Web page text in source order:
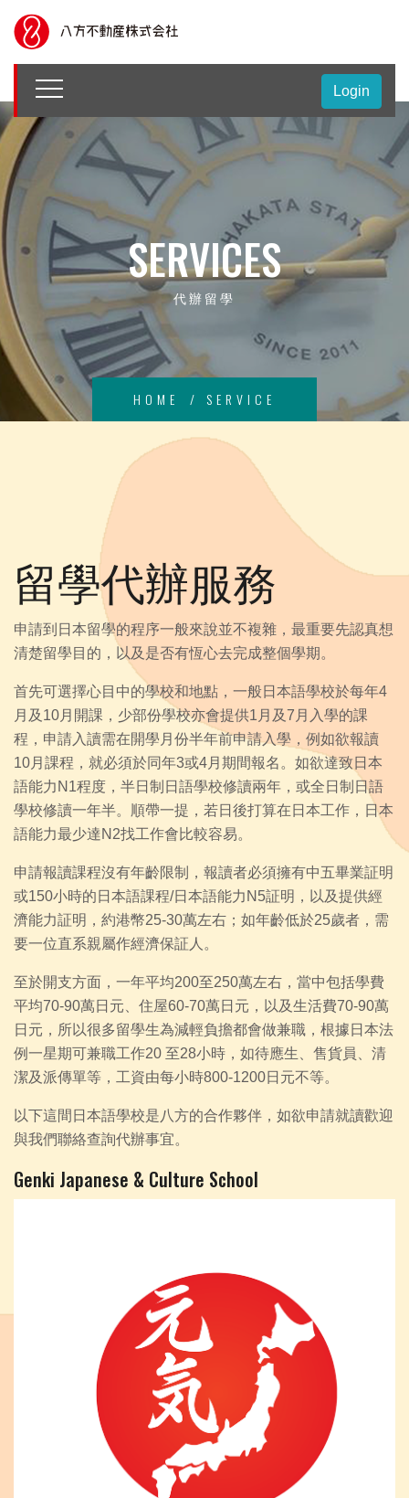
Login
SERVICES
代辦留學
HOME SERVICE
留學代辦服務
申請到日本留學的程序一般來說並不複雜，最重要先認真想
清楚留學目的，以及是否有恆心去完成整個學期。
首先可選擇心目中的學校和地點，一般日本語學校於每年4
月及10月開課，少部份學校亦會提供1月及7月入學的課
程，申請入讀需在開學月份半年前申請入學，例如欲報讀
10月課程，就必須於同年3或4月期間報名。如欲達致日本
語能力N1程度，半日制日語學校修讀兩年，或全日制日語
學校修讀一年半。順帶一提，若日後打算在日本工作，日本
語能力最少達N2找工作會比較容易。
申請報讀課程沒有年齡限制，報讀者必須擁有中五畢業証明
或150小時的日本語課程/日本語能力N5証明，以及提供經
濟能力証明，約港幣25-30萬左右；如年齡低於25歲者，需
要一位直系親屬作經濟保証人。
至於開支方面，一年平均200至250萬左右，當中包括學費
平均70-90萬日元、住屋60-70萬日元，以及生活費70-90萬
日元，所以很多留學生為減輕負擔都會做兼職，根據日本法
例一星期可兼職工作20 至28小時，如待應生、售貨員、清
潔及派傳單等，工資由每小時800-1200日元不等。
以下這間日本語學校是八方的合作夥伴，如欲申請就讀歡迎
與我們聯絡查詢代辦事宜。
Genki Japanese & Culture School